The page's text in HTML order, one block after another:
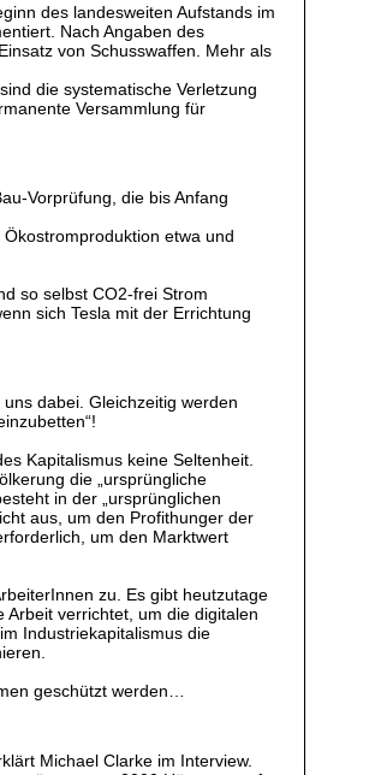
des landesweiten Aufstands im
Nach Angaben des
von Schusswaffen. Mehr als
die systematische Verletzung
Versammlung für
Vorprüfung, die bis Anfang
etwa und
so selbst CO2-frei Strom
sich Tesla mit der Errichtung
dabei. Gleichzeitig werden
Kapitalismus keine Seltenheit.
die „ursprüngliche
in der „ursprünglichen
aus, um den Profithunger der
um den Marktwert
zu. Es gibt heutzutage
Arbeit verrichtet, um die digitalen
Industriekapitalismus die
geschützt werden…
Michael Clarke im Interview.